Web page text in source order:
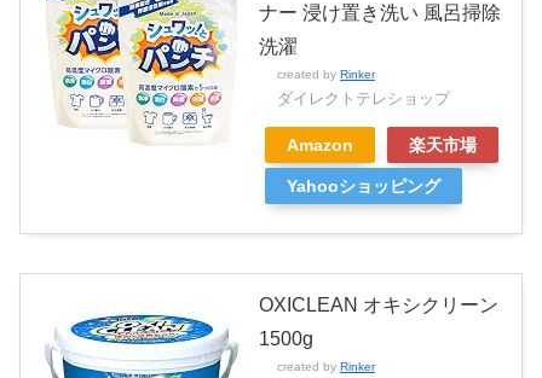
ナー 浸け置き洗い 風呂掃除
洗濯
created by Rinker
ダイレクトテレショップ
Amazon 楽天市場
Yahooショッピング
OXICLEAN オキシクリーン
1500g
created by Rinker